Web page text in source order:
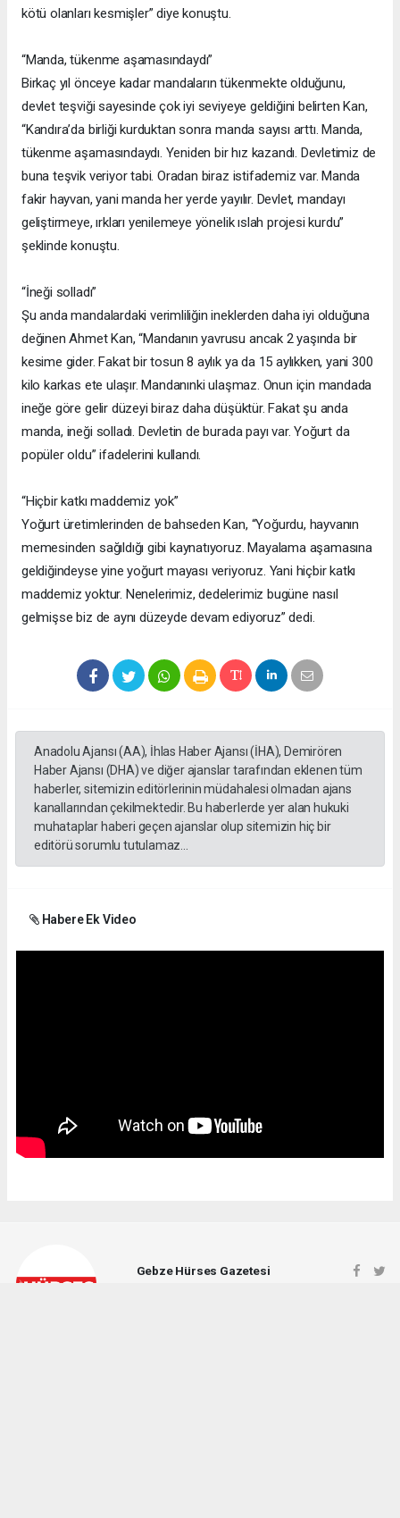
kötü olanları kesmişler” diye konuştu.
“Manda, tükenme aşamasındaydı”
Birkaç yıl önceye kadar mandaların tükenmekte olduğunu,
devlet teşviği sayesinde çok iyi seviyeye geldiğini belirten Kan,
“Kandıra’da birliği kurduktan sonra manda sayısı arttı. Manda,
tükenme aşamasındaydı. Yeniden bir hız kazandı. Devletimiz de
buna teşvik veriyor tabi. Oradan biraz istifademiz var. Manda
fakir hayvan, yani manda her yerde yayılır. Devlet, mandayı
geliştirmeye, ırkları yenilemeye yönelik ıslah projesi kurdu”
şeklinde konuştu.
“İneği solladı”
Şu anda mandalardaki verimliliğin ineklerden daha iyi olduğuna
değinen Ahmet Kan, “Mandanın yavrusu ancak 2 yaşında bir
kesime gider. Fakat bir tosun 8 aylık ya da 15 aylıkken, yani 300
kilo karkas ete ulaşır. Mandanınki ulaşmaz. Onun için mandada
ineğe göre gelir düzeyi biraz daha düşüktür. Fakat şu anda
manda, ineği solladı. Devletin de burada payı var. Yoğurt da
popüler oldu” ifadelerini kullandı.
“Hiçbir katkı maddemiz yok”
Yoğurt üretimlerinden de bahseden Kan, “Yoğurdu, hayvanın
memesinden sağıldığı gibi kaynatıyoruz. Mayalama aşamasına
geldiğindeyse yine yoğurt mayası veriyoruz. Yani hiçbir katkı
maddemiz yoktur. Nenelerimiz, dedelerimiz bugüne nasıl
gelmişse biz de aynı düzeyde devam ediyoruz” dedi.
Anadolu Ajansı (AA), İhlas Haber Ajansı (İHA), Demirören
Haber Ajansı (DHA) ve diğer ajanslar tarafından eklenen tüm
haberler, sitemizin editörlerinin müdahalesi olmadan ajans
kanallarından çekilmektedir. Bu haberlerde yer alan hukuki
muhataplar haberi geçen ajanslar olup sitemizin hiç bir
editörü sorumlu tutulamaz...
Habere Ek Video
Gebze Hürses Gazetesi